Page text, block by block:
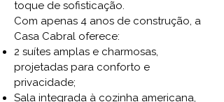
toque de sofisticação.
Com apenas 4 anos de construção, a
Casa Cabral oferece:
2 suítes amplas e charmosas,
projetadas para conforto e
privacidade;
Sala integrada à cozinha americana,